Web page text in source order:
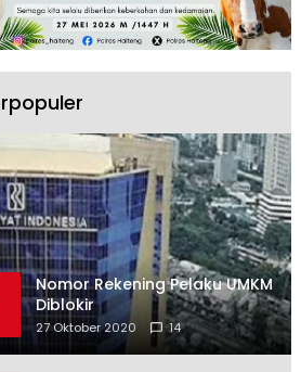
Nomor Rekening Pelaku UMKM
Diblokir
27 Oktober 2020 14